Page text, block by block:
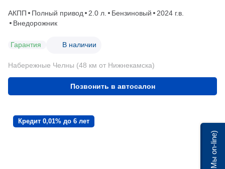
АКПП Полный привод 2.0 л. Бензиновый
2024 г.в.
Внедорожник
Гарантия В наличии
Набережные Челны (48 км от Нижнекамска)
Позвонить в автосалон
Кредит 0,01% до 6 лет
Мы on-line)